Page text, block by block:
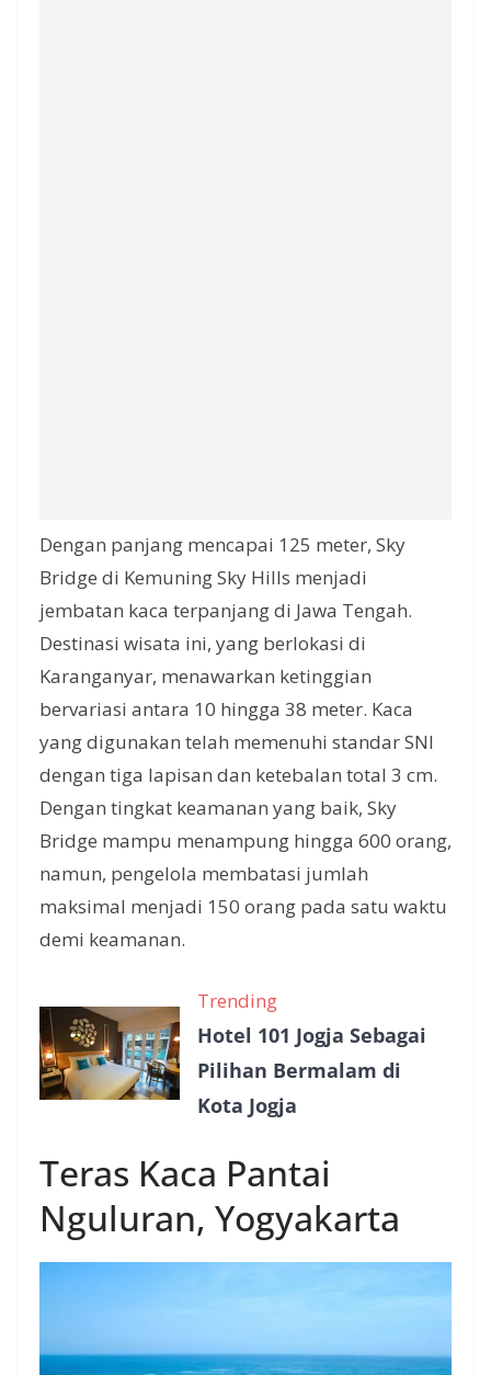
Dengan panjang mencapai 125 meter, Sky
Bridge di Kemuning Sky Hills menjadi
jembatan kaca terpanjang di Jawa Tengah.
Destinasi wisata ini, yang berlokasi di
Karanganyar, menawarkan ketinggian
bervariasi antara 10 hingga 38 meter. Kaca
yang digunakan telah memenuhi standar SNI
dengan tiga lapisan dan ketebalan total 3 cm.
Dengan tingkat keamanan yang baik, Sky
Bridge mampu menampung hingga 600 orang,
namun, pengelola membatasi jumlah
maksimal menjadi 150 orang pada satu waktu
demi keamanan.
Trending
Hotel 101 Jogja Sebagai
Pilihan Bermalam di
Kota Jogja
Teras Kaca Pantai
Nguluran, Yogyakarta